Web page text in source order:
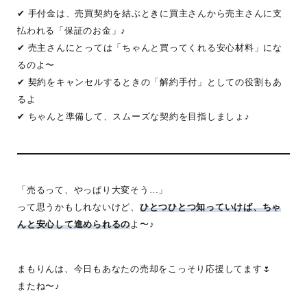
✔ 手付金は、売買契約を結ぶときに買主さんから売主さんに支
払われる「保証のお金」♪
✔ 売主さんにとっては「ちゃんと買ってくれる安心材料」にな
るのよ〜
✔ 契約をキャンセルするときの「解約手付」としての役割もあ
るよ
✔ ちゃんと準備して、スムーズな契約を目指しましょ♪
「売るって、やっぱり大変そう…」
って思うかもしれないけど、 ひとつひとつ知っていけば、ちゃ
んと安心して進められるのよ〜♪
まもりんは、今日もあなたの売却をこっそり応援してます🌷
またね〜♪